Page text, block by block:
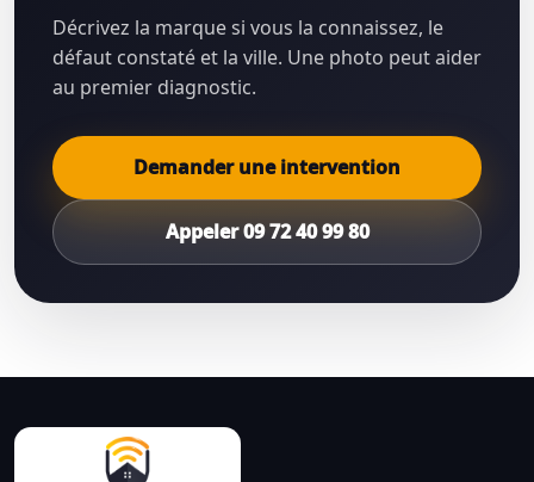
Décrivez la marque si vous la connaissez, le
défaut constaté et la ville. Une photo peut aider
au premier diagnostic.
Demander une intervention
Appeler 09 72 40 99 80